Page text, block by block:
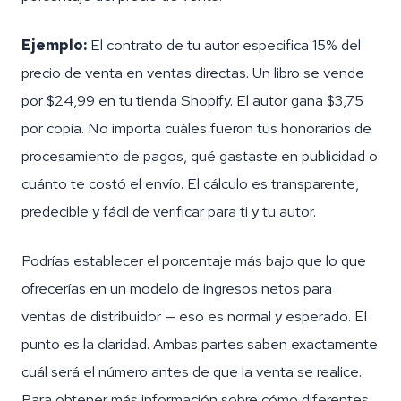
Ejemplo: El contrato de tu autor especifica 15% del
precio de venta en ventas directas. Un libro se vende
por $24,99 en tu tienda Shopify. El autor gana $3,75
por copia. No importa cuáles fueron tus honorarios de
procesamiento de pagos, qué gastaste en publicidad o
cuánto te costó el envío. El cálculo es transparente,
predecible y fácil de verificar para ti y tu autor.
Podrías establecer el porcentaje más bajo que lo que
ofrecerías en un modelo de ingresos netos para
ventas de distribuidor — eso es normal y esperado. El
punto es la claridad. Ambas partes saben exactamente
cuál será el número antes de que la venta se realice.